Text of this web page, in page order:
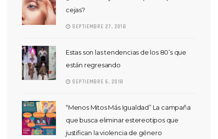
cejas?
SEPTIEMBRE 27, 2018
Estas son las tendencias de los 80’s que
están regresando
SEPTIEMBRE 6, 2018
“Menos Mitos Más Igualdad” La campaña
que busca eliminar estereotipos que
justifican la violencia de género